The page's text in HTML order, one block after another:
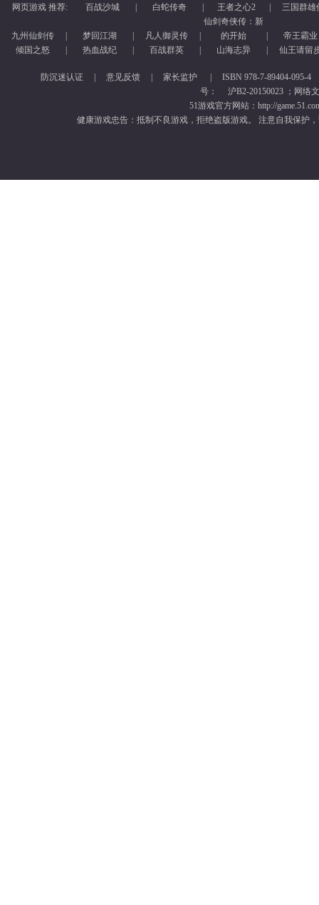
网页游戏 推荐: 百战沙城 白蛇传奇 王者之心2 三国群雄
九州仙剑传 梦回江湖 凡人御灵传
仙剑奇侠传：新
的开始
帝王霸业
倾国之怒
热血战纪 百战群英 山海志异 仙王请留
防沉迷认证 意见反馈 家长监护
ISBN 978-7-89404-095-4
号：
沪B2-20150023 ；网络
51游戏官方网站：http://
健康游戏忠告：抵制不良游戏，拒绝盗版游戏。 注意自我保护